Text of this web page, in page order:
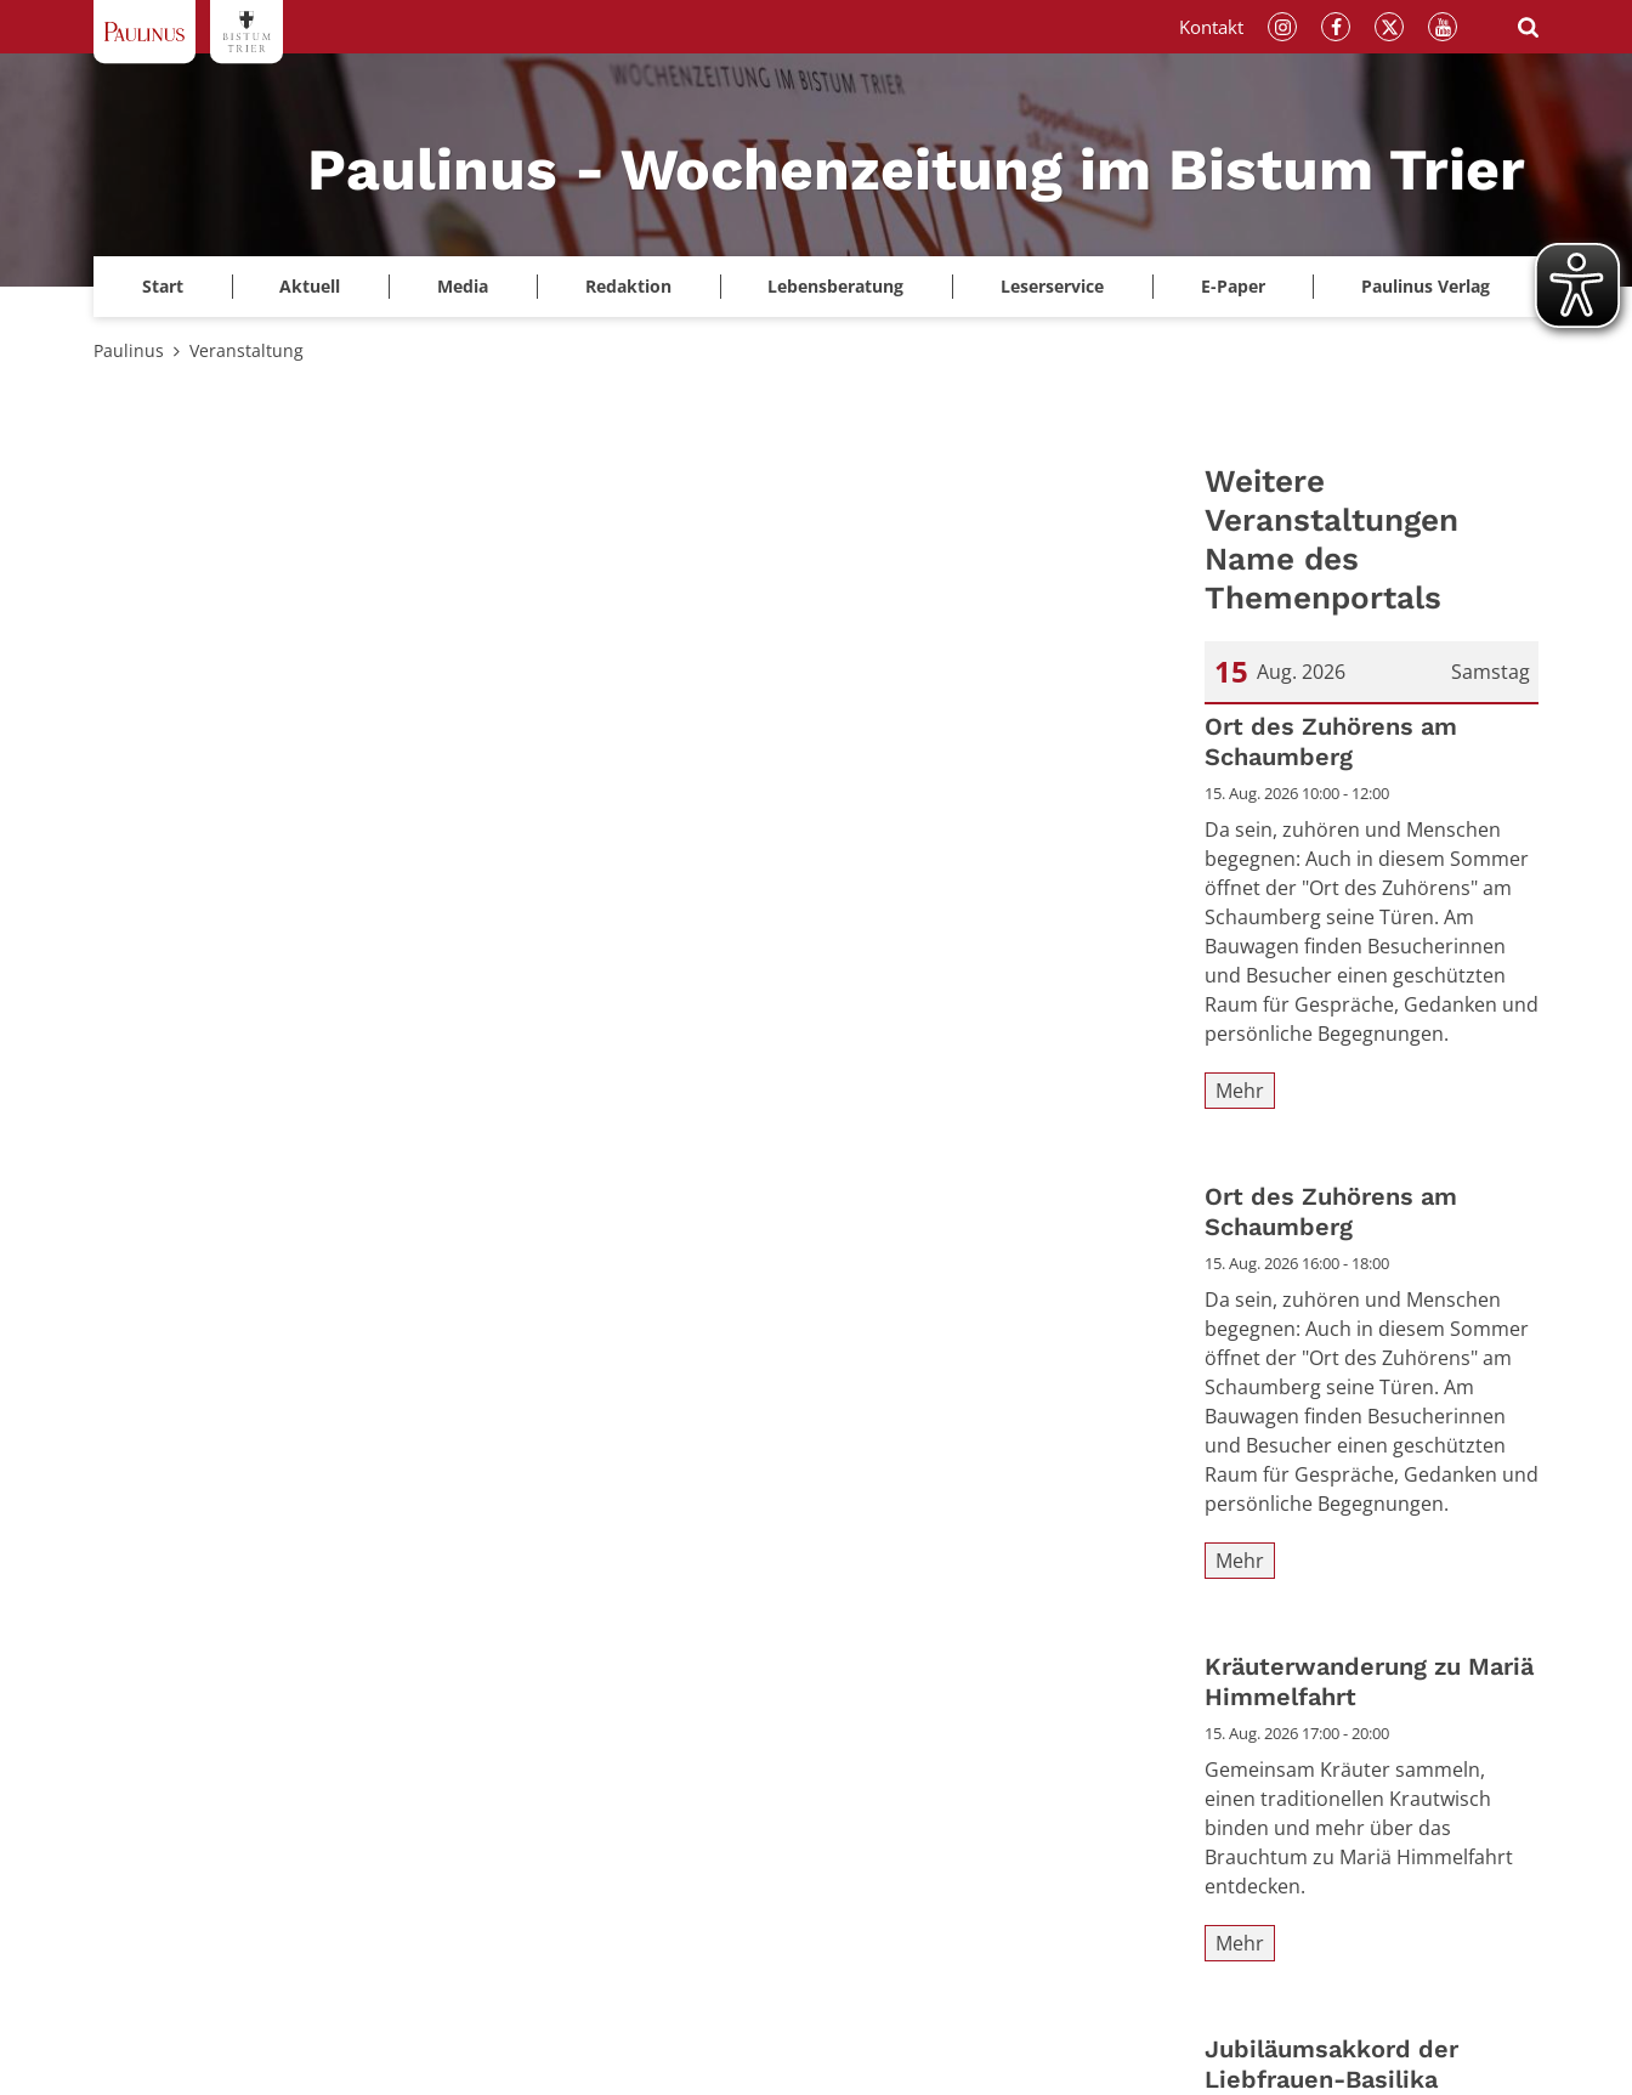
Paulinus - Wochenzeitung im Bistum Trier
Start Aktuell Media Redaktion Lebensberatung Leserservice E-Paper Paulinus Verlag
Kontakt
Paulinus Veranstaltung
Weitere
Veranstaltungen
Name des
Themenportals
Samstag
15 Aug. 2026
Datum: 15. August 2026
Ort des Zuhörens am
Schaumberg
15. Aug. 2026 10:00 - 12:00
Da sein, zuhören und Menschen
begegnen: Auch in diesem Sommer
öffnet der "Ort des Zuhörens" am
Schaumberg seine Türen. Am
Bauwagen finden Besucherinnen
und Besucher einen geschützten
Raum für Gespräche, Gedanken und
persönliche Begegnungen.
Mehr
Ort des Zuhörens am
Schaumberg
15. Aug. 2026 16:00 - 18:00
Da sein, zuhören und Menschen
begegnen: Auch in diesem Sommer
öffnet der "Ort des Zuhörens" am
Schaumberg seine Türen. Am
Bauwagen finden Besucherinnen
und Besucher einen geschützten
Raum für Gespräche, Gedanken und
persönliche Begegnungen.
Mehr
Kräuterwanderung zu Mariä
Himmelfahrt
15. Aug. 2026 17:00 - 20:00
Gemeinsam Kräuter sammeln,
einen traditionellen Krautwisch
binden und mehr über das
Brauchtum zu Mariä Himmelfahrt
entdecken.
Mehr
Jubiläumsakkord der
Liebfrauen-Basilika